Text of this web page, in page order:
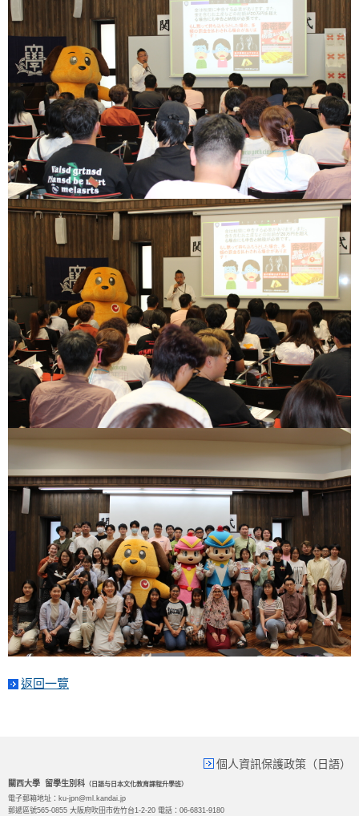
返回一覽
個人資訊保護政策（日語）
關西大學 留學生別科 （日語与日本文化教育課程升學班）
電子郵箱地址：ku-jpn@ml.kandai.jp
郵遞區號565-0855 大阪府吹田市佐竹台1-2-20 電話：06-6831-9180